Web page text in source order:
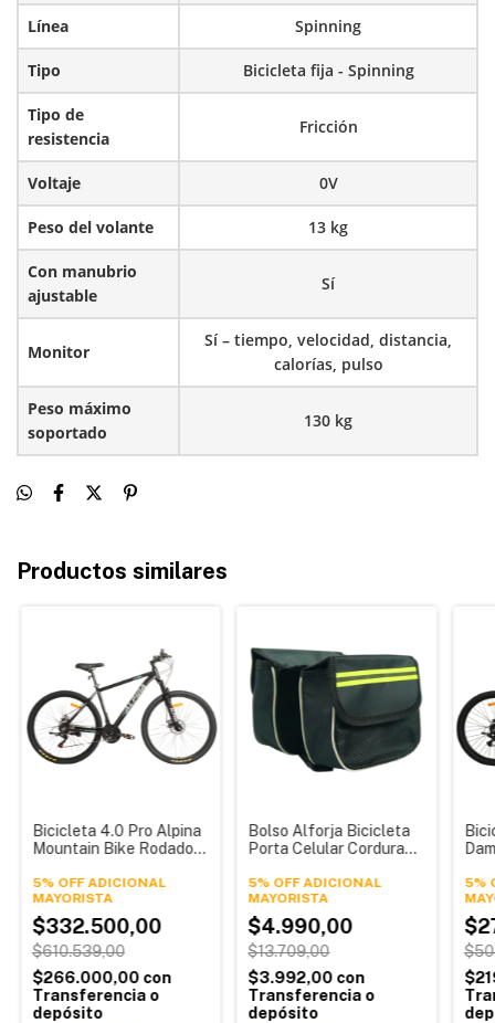
Línea Spinning
Tipo Bicicleta fija - Spinning
Tipo de
resistencia
Fricción
Voltaje 0V
Peso del volante 13 kg
Con manubrio
ajustable
Sí
Monitor
Sí – tiempo, velocidad, distancia,
calorías, pulso
Peso máximo
soportado
130 kg
Productos similares
Bicicleta 4.0 Pro Alpina
Mountain Bike Rodado
Disco
5% OFF ADICIONAL
$332.500,00
$610.539,00
$266.000,00 con
Transferencia o
depósito
Bolso Alforja Bicicleta
Porta Celular Cordura
5% OFF ADICIONAL
$4.990,00
$13.709,00
$3.992,00 con
Transferencia o
depósito
21
5%